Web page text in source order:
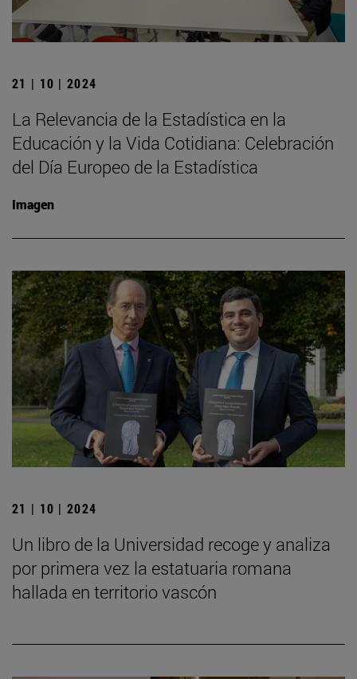
21 | 10 | 2024
La Relevancia de la Estadística en la
Educación y la Vida Cotidiana: Celebración
del Día Europeo de la Estadística
Imagen
21 | 10 | 2024
Un libro de la Universidad recoge y analiza
por primera vez la estatuaria romana
hallada en territorio vascón